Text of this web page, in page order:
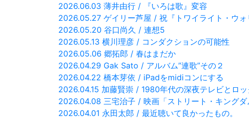
2026.06.03 薄井由行 / 『いろは歌』変容
2026.05.27 ゲイリー芦屋 / 祝『トワイライト・ウォ
2026.05.20 谷口尚久 / 連想5
2026.05.13 横川理彦 / コンダクションの可能性
2026.05.06 郷拓郎 / 春はまだか
2026.04.29 Gak Sato / アルバム”連歌”その２
2026.04.22 橋本芽依 / iPadをmidiコンにする
2026.04.15 加藤賢崇 / 1980年代の深夜テレビとロッ
2026.04.08 三宅治子 / 映画「ストリート・キング
2026.04.01 永田太郎 / 最近聴いて良かったもの。